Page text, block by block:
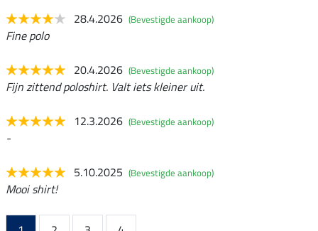
28.4.2026 (Bevestigde aankoop)
Fine polo
20.4.2026 (Bevestigde aankoop)
Fijn zittend poloshirt. Valt iets kleiner uit.
12.3.2026 (Bevestigde aankoop)
-
5.10.2025 (Bevestigde aankoop)
Mooi shirt!